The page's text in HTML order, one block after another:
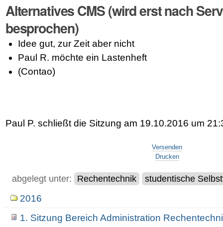
Alternatives CMS (wird erst nach
besprochen)
Idee gut, zur Zeit aber nicht
Paul R. möchte ein Lastenheft
(Contao)
Paul P. schließt die Sitzung am 19.10.2016 um
Versenden
Drucken
abgelegt unter: Rechentechnik studentische
Navigation
2016
1. Sitzung Bereich Administration